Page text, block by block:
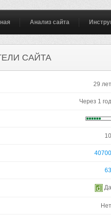
Анализ сайта
САЙТА
29 лет
Через 1 год
10
40700
63
Да
Нет